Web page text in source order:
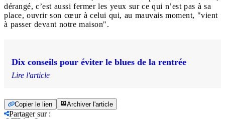
dérangé, c’est aussi fermer les yeux sur ce qui n’est pas à sa
place, ouvrir son cœur à celui qui, au mauvais moment, "vient
à passer devant notre maison".
Dix conseils pour éviter le blues de la rentrée
Lire l'article
Copier le lien Archiver l'article
Partager sur: